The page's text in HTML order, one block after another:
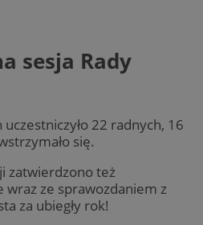
sesja Rady
22 radnych, 16
się.
zatwierdzono też
wraz ze sprawozdaniem z
za ubiegły rok!